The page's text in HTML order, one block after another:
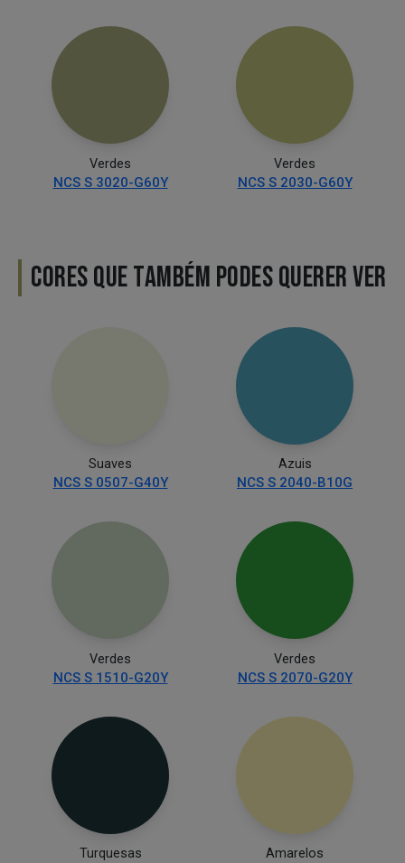
Verdes
NCS S 3020-G60Y
Verdes
NCS S 2030-G60Y
CORES QUE TAMBÉM PODES QUERER VER
Suaves
NCS S 0507-G40Y
Azuis
NCS S 2040-B10G
Verdes
NCS S 1510-G20Y
Verdes
NCS S 2070-G20Y
Turquesas Amarelos